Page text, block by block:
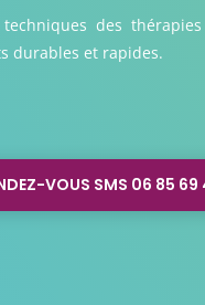
techniques des
durables et rapides.
VOUS SMS 06 85 69